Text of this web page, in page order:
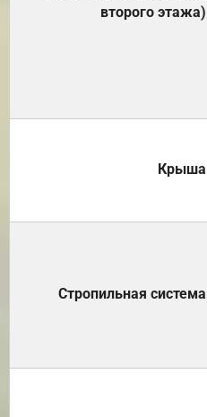
второго этажа)
Крыша
Стропильная система